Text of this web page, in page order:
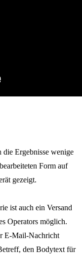
Ergebnisse wenige
Form auf
gezeigt.
ist auch ein Versand
Operators möglich.
E-Mail-Nachricht
den Bodytext für